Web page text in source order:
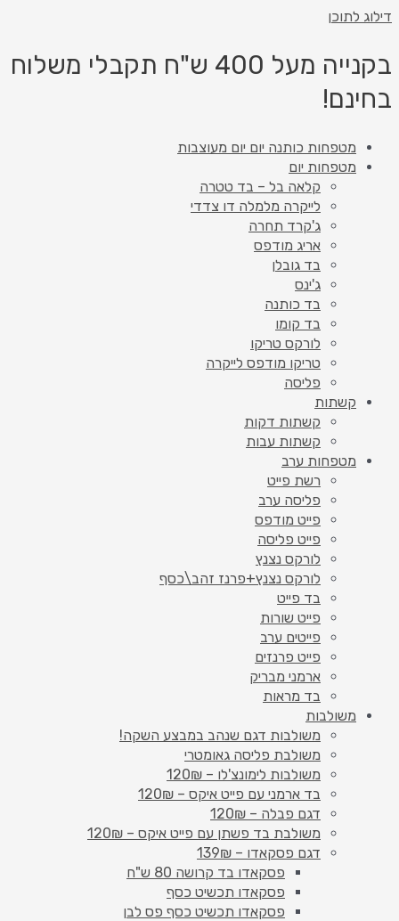
לתוכן
בקנייה מעל 400 ש"ח תקבלי משלוח
מטפחות כותנה יום יום מעוצבות
מטפחות יום
קלאה בל – בד טטרה
לייקרה מלמלה דו צדדי
ג'קרד תחרה
אריג מודפס
בד גובלן
ג'ינס
בד כותנה
בד קומו
לורקס טריקו
טריקו מודפס לייקרה
פליסה
קשתות
קשתות דקות
קשתות עבות
מטפחות ערב
רשת פייט
פליסה ערב
פייט מודפס
פייט פליסה
לורקס נצנץ
לורקס נצנץ+פרנז זהב\כסף
בד פייט
פייט שורות
פייטים ערב
פייט פרנזים
ארמני מבריק
בד מראות
משולבות
משולבות דגם שנהב במבצע השקה!
משולבת פליסה גאומטרי
משולבות לימונצ'לו – 120₪
בד ארמני עם פייט איקס – 120₪
דגם פבלה – 120₪
משולבת בד פשתן עם פייט איקס – 120₪
דגם פסקאדו – 139₪
פסקאדו בד קרושה 80 ש"ח
פסקאדו תכשיט כסף
פסקאדו תכשיט כסף פס לבן